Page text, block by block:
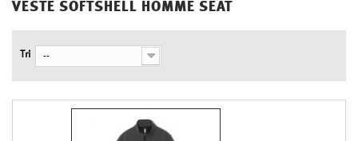
VESTE SOFTSHELL HOMME SEAT
Tri --